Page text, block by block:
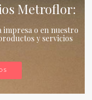
Metroflor:
impresa o en nuestro
y servicios